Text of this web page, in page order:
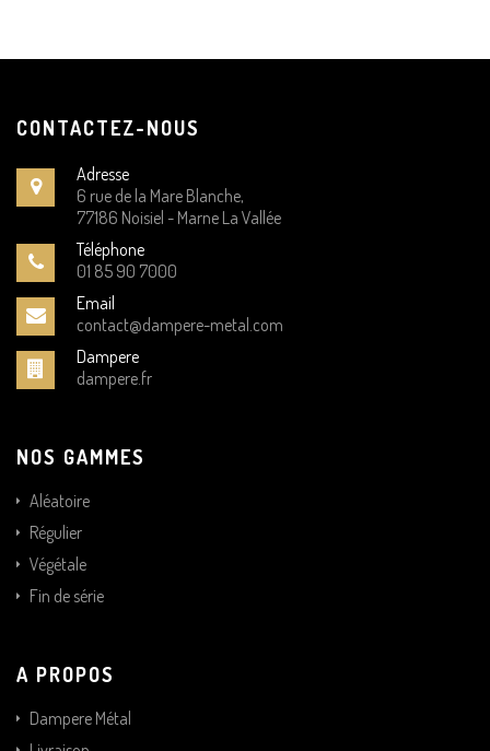
CONTACTEZ-NOUS
Adresse
6 rue de la Mare Blanche,
77186 Noisiel - Marne La Vallée
Téléphone
01 85 90 7000
Email
contact@dampere-metal.com
Dampere
dampere.fr
NOS GAMMES
Aléatoire
Régulier
Végétale
Fin de série
A PROPOS
Dampere Métal